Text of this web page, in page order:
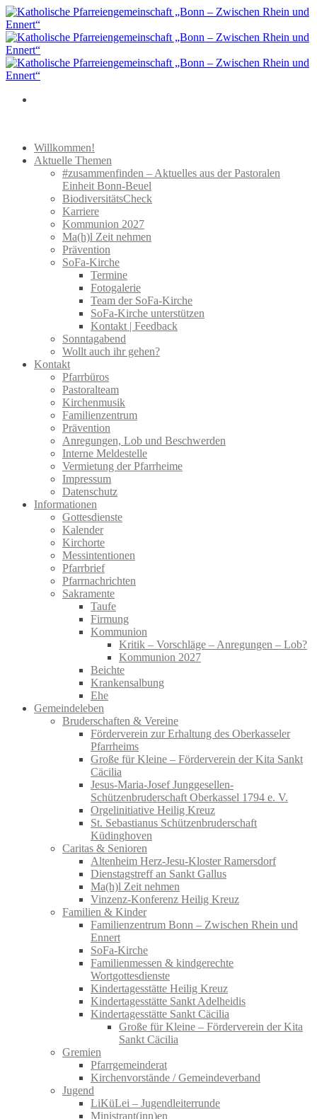
Inhalt
springen
Skip
to
content
Willkommen!
Aktuelle Themen
#zusammenfinden – Aktuelles aus der Pastoralen
Einheit Bonn-Beuel
BiodiversitätsCheck
Karriere
Kommunion 2027
Ma(h)l Zeit nehmen
Prävention
SoFa-Kirche
Termine
Fotogalerie
Team der SoFa-Kirche
SoFa-Kirche unterstützen
Kontakt | Feedback
Sonntagabend
Wollt auch ihr gehen?
Kontakt
Pfarrbüros
Pastoralteam
Kirchenmusik
Familienzentrum
Prävention
Anregungen, Lob und Beschwerden
Interne Meldestelle
Vermietung der Pfarrheime
Impressum
Datenschutz
Informationen
Gottesdienste
Kalender
Kirchorte
Messintentionen
Pfarrbrief
Pfarrnachrichten
Sakramente
Taufe
Firmung
Kommunion
Kritik – Vorschläge – Anregungen – Lob?
Kommunion 2027
Beichte
Krankensalbung
Ehe
Gemeindeleben
Bruderschaften & Vereine
Förderverein zur Erhaltung des Oberkasseler
Pfarrheims
Große für Kleine – Förderverein der Kita Sankt
Cäcilia
Jesus-Maria-Josef Junggesellen-
Schützenbruderschaft Oberkassel 1794 e. V.
Orgelinitiative Heilig Kreuz
St. Sebastianus Schützenbruderschaft
Küdinghoven
Caritas & Senioren
Altenheim Herz-Jesu-Kloster Ramersdorf
Dienstagstreff an Sankt Gallus
Ma(h)l Zeit nehmen
Vinzenz-Konferenz Heilig Kreuz
Familien & Kinder
Familienzentrum Bonn – Zwischen Rhein und
Ennert
SoFa-Kirche
Familienmessen & kindgerechte
Wortgottesdienste
Kindertagesstätte Heilig Kreuz
Kindertagesstätte Sankt Adelheidis
Kindertagesstätte Sankt Cäcilia
Große für Kleine – Förderverein der Kita
Sankt Cäcilia
Gremien
Pfarrgemeinderat
Kirchenvorstände / Gemeindeverband
Jugend
LiKüLei – Jugendleiterrunde
Ministrant(inn)en